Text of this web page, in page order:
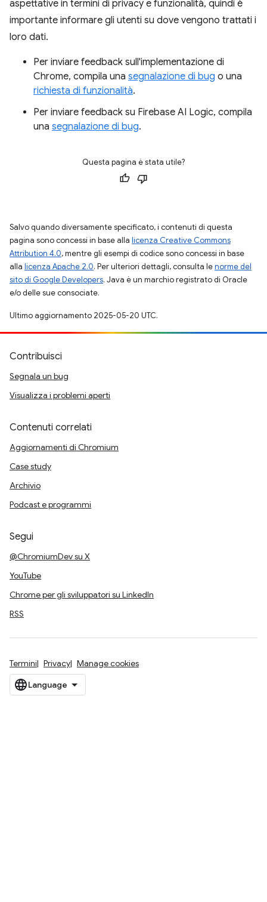
aspettative in termini di privacy e funzionalità, quindi è
importante informare gli utenti su dove vengono trattati i
loro dati.
Per inviare feedback sull'implementazione di
Chrome, compila una segnalazione di bug o una
richiesta di funzionalità.
Per inviare feedback su Firebase AI Logic, compila
una segnalazione di bug.
Questa pagina è stata utile?
Salvo quando diversamente specificato, i contenuti di questa
pagina sono concessi in base alla licenza Creative Commons
Attribution 4.0, mentre gli esempi di codice sono concessi in base
alla licenza Apache 2.0. Per ulteriori dettagli, consulta lenorme del
sito di Google Developers. Java è un marchio registrato di Oracle
e/o delle sue consociate.
Ultimo aggiornamento 2025-05-20 UTC.
Contribuisci
Segnala un bug
Visualizza i problemi aperti
Contenuti correlati
Aggiornamenti di Chromium
Case study
Archivio
Podcast e programmi
Segui
@ChromiumDev su X
YouTube
Chrome per gli sviluppatori su LinkedIn
RSS
Termini Privacy Manage cookies